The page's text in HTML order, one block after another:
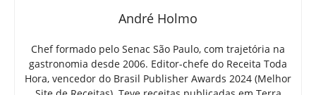
André Holmo
Chef formado pelo Senac São Paulo, com trajetória na
gastronomia desde 2006. Editor-chefe do Receita Toda
Hora, vencedor do Brasil Publisher Awards 2024 (Melhor